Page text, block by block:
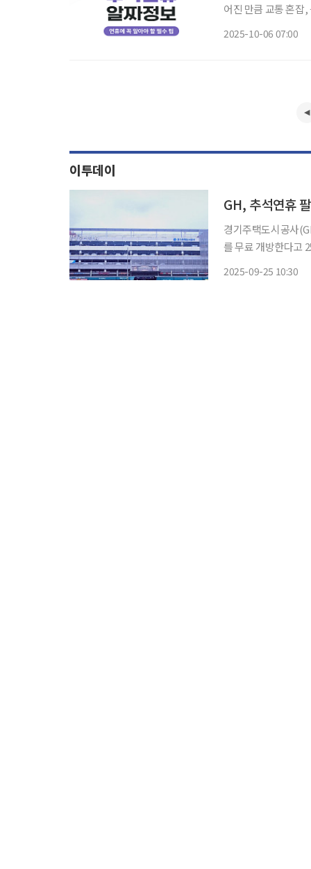
어진 만큼 교통 혼잡
2025-10-06 07:00
이투데이
GH, 추석연휴
경기주택도시공사
를 무료 개방한다고 25일 밝혔다. 수원팔달주차타워는 수
2025-09-25 10:30